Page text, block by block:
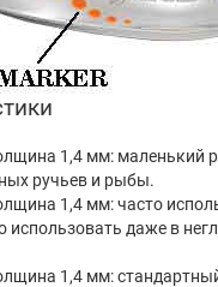
1,4 мм: маленький
ручьев и рыбы.
1,4 мм: часто
даже в
1,4 мм: